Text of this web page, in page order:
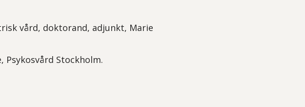
vård, doktorand, adjunkt, Marie
Psykosvård Stockholm.